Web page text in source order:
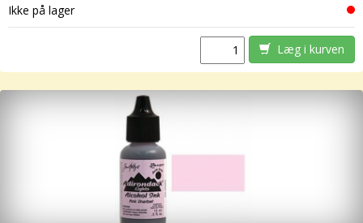
Ikke på lager
Læg i kurven